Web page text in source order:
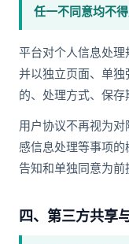
任一不同意均不得
平台对个人信息处理
并以独立页面、单
的、处理方式、保存
用户协议不再视为
感信息处理等事项
告知和单独同意为前
四、第三方共享